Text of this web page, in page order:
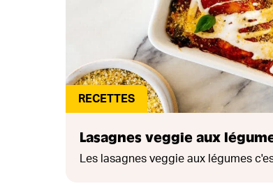
RECETTES
Lasagnes veggie aux
Les lasagnes veggie aux légumes